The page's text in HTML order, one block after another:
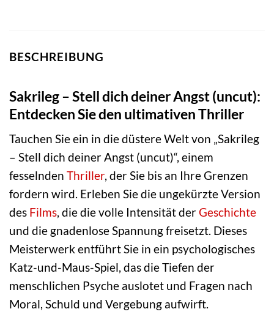
BESCHREIBUNG
Sakrileg – Stell dich deiner Angst (uncut):
Entdecken Sie den ultimativen Thriller
Tauchen Sie ein in die düstere Welt von „Sakrileg
– Stell dich deiner Angst (uncut)“, einem
fesselnden Thriller, der Sie bis an Ihre Grenzen
fordern wird. Erleben Sie die ungekürzte Version
des Films, die die volle Intensität derGeschichte
und die gnadenlose Spannung freisetzt. Dieses
Meisterwerk entführt Sie in ein psychologisches
Katz-und-Maus-Spiel, das die Tiefen der
menschlichen Psyche auslotet und Fragen nach
Moral, Schuld und Vergebung aufwirft.